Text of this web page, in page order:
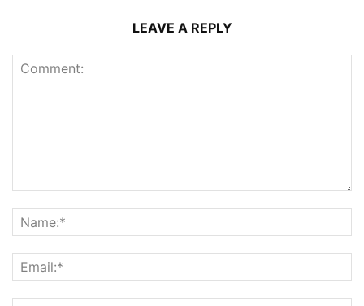
LEAVE A REPLY